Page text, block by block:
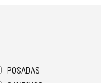
POSADAS